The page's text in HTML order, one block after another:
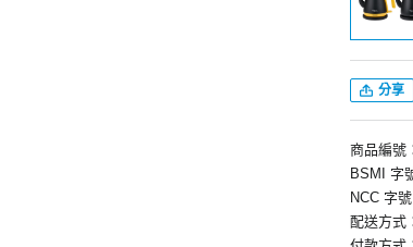
分享
商品編號
BSMI 字
NCC 字
配送方式